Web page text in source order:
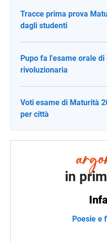
Tracce prima prova
dagli studenti
Pupo fa l'esame orale
rivoluzionaria
Voti esame di Maturità
per città
in
Poesie e